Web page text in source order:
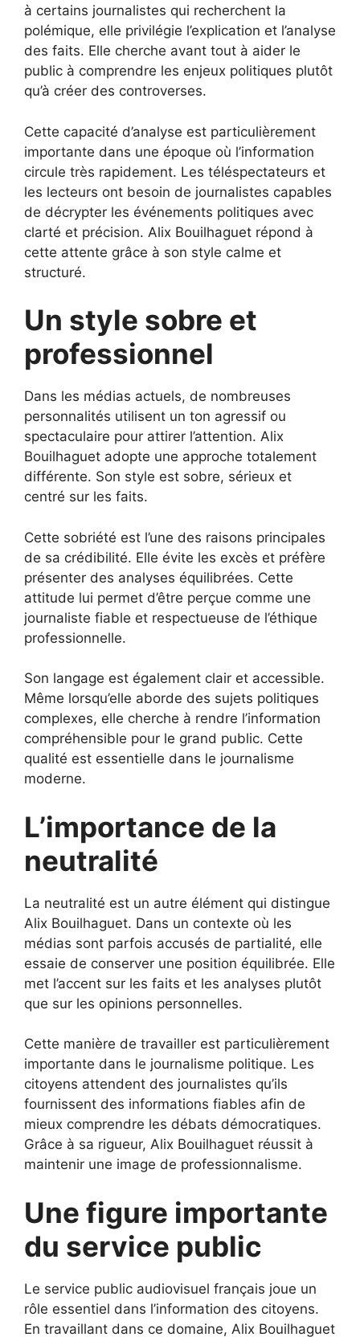
à certains journalistes qui recherchent la
polémique, elle privilégie l’explication et l’analyse
des faits. Elle cherche avant tout à aider le
public à comprendre les enjeux politiques plutôt
qu’à créer des controverses.
Cette capacité d’analyse est particulièrement
importante dans une époque où l’information
circule très rapidement. Les téléspectateurs et
les lecteurs ont besoin de journalistes capables
de décrypter les événements politiques avec
clarté et précision. Alix Bouilhaguet répond à
cette attente grâce à son style calme et
structuré.
Un style sobre et
professionnel
Dans les médias actuels, de nombreuses
personnalités utilisent un ton agressif ou
spectaculaire pour attirer l’attention. Alix
Bouilhaguet adopte une approche totalement
différente. Son style est sobre, sérieux et
centré sur les faits.
Cette sobriété est l’une des raisons principales
de sa crédibilité. Elle évite les excès et préfère
présenter des analyses équilibrées. Cette
attitude lui permet d’être perçue comme une
journaliste fiable et respectueuse de l’éthique
professionnelle.
Son langage est également clair et accessible.
Même lorsqu’elle aborde des sujets politiques
complexes, elle cherche à rendre l’information
compréhensible pour le grand public. Cette
qualité est essentielle dans le journalisme
moderne.
L’importance de la
neutralité
La neutralité est un autre élément qui distingue
Alix Bouilhaguet. Dans un contexte où les
médias sont parfois accusés de partialité, elle
essaie de conserver une position équilibrée. Elle
met l’accent sur les faits et les analyses plutôt
que sur les opinions personnelles.
Cette manière de travailler est particulièrement
importante dans le journalisme politique. Les
citoyens attendent des journalistes qu’ils
fournissent des informations fiables afin de
mieux comprendre les débats démocratiques.
Grâce à sa rigueur, Alix Bouilhaguet réussit à
maintenir une image de professionnalisme.
Une figure importante
du service public
Le service public audiovisuel français joue un
rôle essentiel dans l’information des citoyens.
En travaillant dans ce domaine, Alix Bouilhaguet